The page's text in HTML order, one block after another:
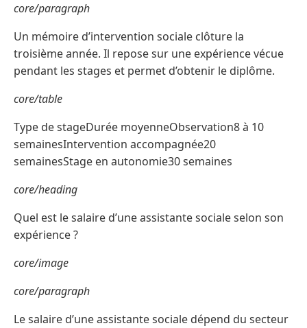
core/paragraph
Un mémoire d’intervention sociale clôture la
troisième année. Il repose sur une expérience vécue
pendant les stages et permet d’obtenir le diplôme.
core/table
Type de stageDurée moyenneObservation8 à 10
semainesIntervention accompagnée20
semainesStage en autonomie30 semaines
core/heading
Quel est le salaire d’une assistante sociale selon son
expérience ?
core/image
core/paragraph
Le salaire d’une assistante sociale dépend du secteur